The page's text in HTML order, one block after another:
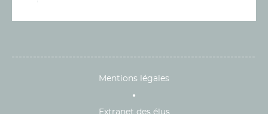
Mentions légales
Extranet des élus